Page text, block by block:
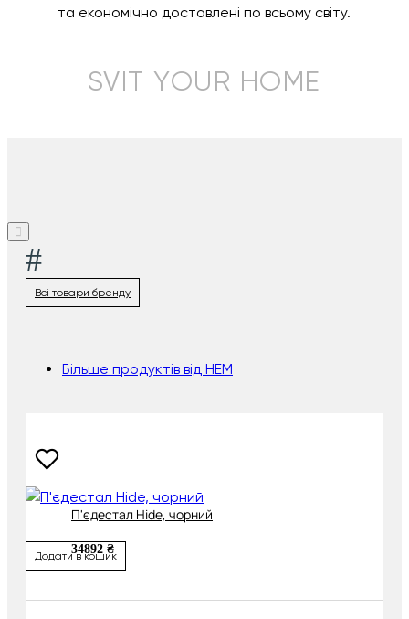
та економічно доставлені по всьому світу.
SVIT YOUR HOME
#
Всі товари бренду
Більше продуктів від HEM
П'єдестал Hide, чорний
34892 ₴
Додати в кошик